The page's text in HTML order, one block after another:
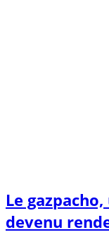
Le
devenu